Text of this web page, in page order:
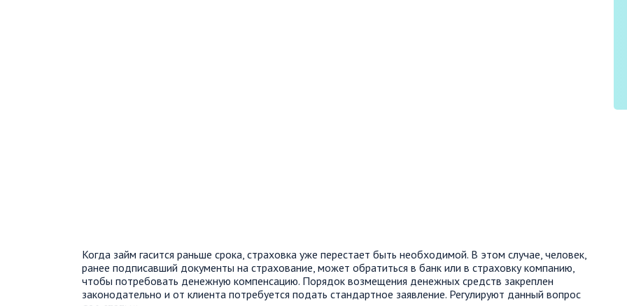
Когда займ гасится раньше срока, страховка уже перестает быть необходимой. В этом случае, человек,
ранее подписавший документы на страхование, может обратиться в банк или в страховку компанию,
чтобы потребовать денежную компенсацию. Порядок возмещения денежных средств закреплен
законодательно и от клиента потребуется подать стандартное заявление. Регулируют данный вопрос